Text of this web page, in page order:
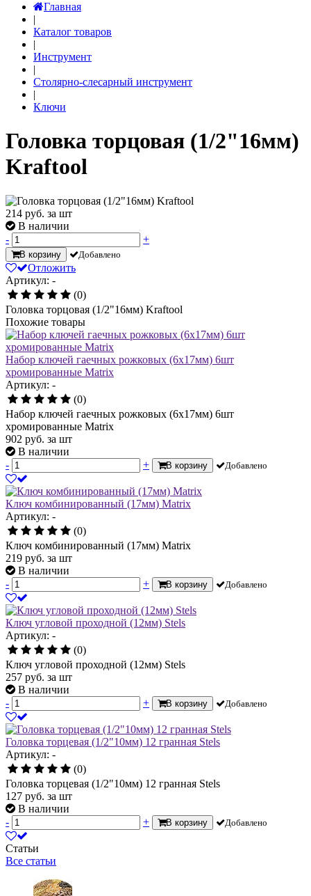
Главная
|
Каталог товаров
|
Инструмент
|
Столярно-слесарный инструмент
|
Ключи
Головка торцовая (1/2"16мм)
Kraftool
214 руб. за шт
В наличии
-
+
В корзину Добавлено
Отложить
Артикул: -
(0)
Головка торцовая (1/2"16мм) Kraftool
Похожие товары
Набор ключей гаечных рожковых (6х17мм) 6шт
хромированные Matrix
Артикул: -
(0)
Набор ключей гаечных рожковых (6х17мм) 6шт
хромированные Matrix
902 руб. за шт
В наличии
-
+ В корзину Добавлено
Ключ комбинированный (17мм) Matrix
Артикул: -
(0)
Ключ комбинированный (17мм) Matrix
219 руб. за шт
В наличии
-
+ В корзину Добавлено
Ключ угловой проходной (12мм) Stels
Артикул: -
(0)
Ключ угловой проходной (12мм) Stels
257 руб. за шт
В наличии
-
+ В корзину Добавлено
Головка торцевая (1/2"10мм) 12 гранная Stels
Артикул: -
(0)
Головка торцевая (1/2"10мм) 12 гранная Stels
127 руб. за шт
В наличии
-
+ В корзину Добавлено
Статьи
Все статьи